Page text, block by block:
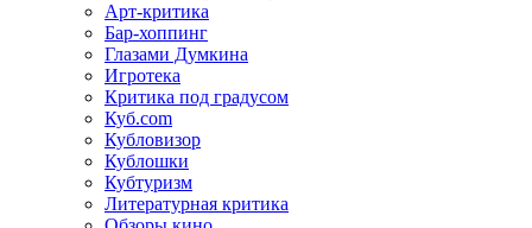
Арт-критика
Бар-хоппинг
Глазами Думкина
Игротека
Критика под градусом
Куб.com
Кубловизор
Кублошки
Кубтуризм
Литературная критика